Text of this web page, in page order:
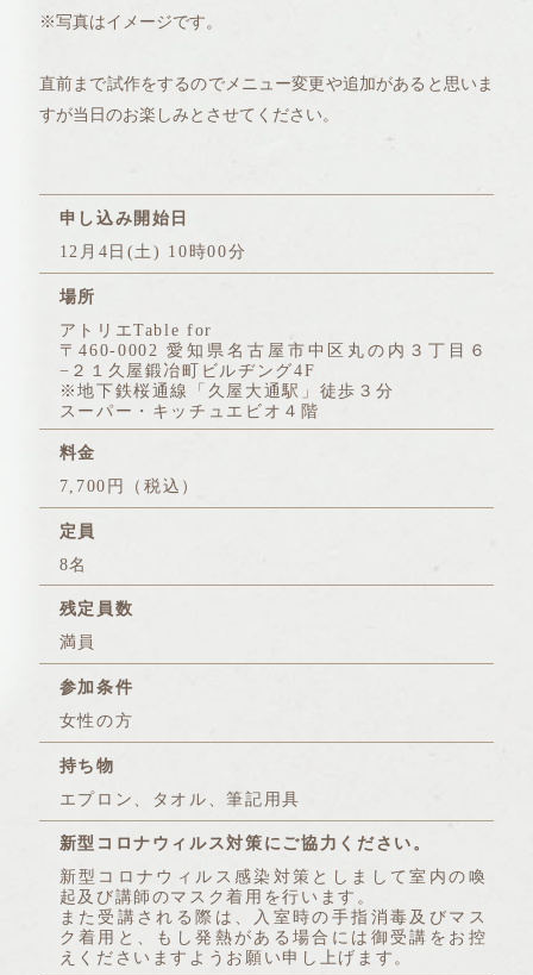
※写真はイメージです。
直前まで試作をするのでメニュー変更や追加があると思いま
すが当日のお楽しみとさせてください。
申し込み開始日
12月4日(土) 10時00分
場所
アトリエTable for
〒460-0002 愛知県名古屋市中区丸の内３丁目６
−２１久屋鍛冶町ビルヂング4F
※地下鉄桜通線「久屋大通駅」徒歩３分
スーパー・キッチュエビオ４階
料金
7,700円（税込）
定員
8名
残定員数
満員
参加条件
女性の方
持ち物
エプロン、タオル、筆記用具
新型コロナウィルス対策にご協力ください。
新型コロナウィルス感染対策としまして室内の喚
起及び講師のマスク着用を行います。
また受講される際は、入室時の手指消毒及びマス
ク着用と、もし発熱がある場合には御受講をお控
えくださいますようお願い申し上げます。